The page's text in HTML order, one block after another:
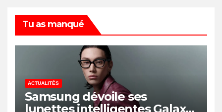
Tu as manqué
ACTUALITÉS
Samsung dévoile ses
lunettes intelligentes Galaxy